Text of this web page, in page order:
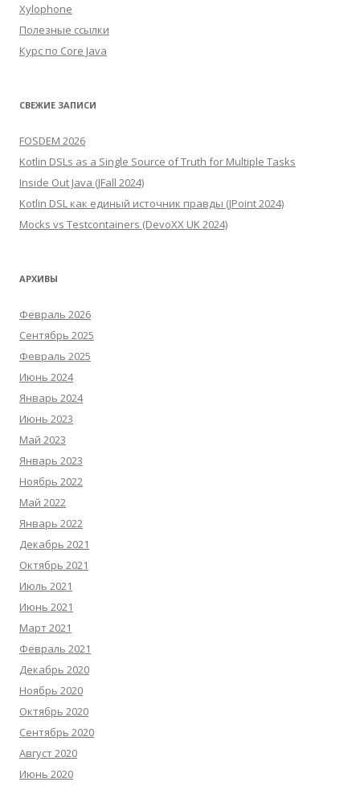
Xylophone
Полезные ссылки
Курс по Core Java
СВЕЖИЕ ЗАПИСИ
FOSDEM 2026
Kotlin DSLs as a Single Source of Truth for Multiple Tasks
Inside Out Java (JFall 2024)
Kotlin DSL как единый источник правды (JPoint 2024)
Mocks vs Testcontainers (DevoXX UK 2024)
АРХИВЫ
Февраль 2026
Сентябрь 2025
Февраль 2025
Июнь 2024
Январь 2024
Июнь 2023
Май 2023
Январь 2023
Ноябрь 2022
Май 2022
Январь 2022
Декабрь 2021
Октябрь 2021
Июль 2021
Июнь 2021
Март 2021
Февраль 2021
Декабрь 2020
Ноябрь 2020
Октябрь 2020
Сентябрь 2020
Август 2020
Июнь 2020